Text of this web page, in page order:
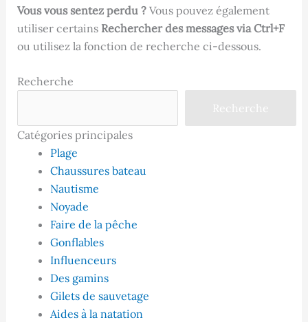
Vous vous sentez perdu ?Vous pouvez également
utiliser certains Rechercher des messages via Ctrl+F
ou utilisez la fonction de recherche ci-dessous.
Recherche
Recherche
Catégories principales
Plage
Chaussures bateau
Nautisme
Noyade
Faire de la pêche
Gonflables
Influenceurs
Des gamins
Gilets de sauvetage
Aides à la natation